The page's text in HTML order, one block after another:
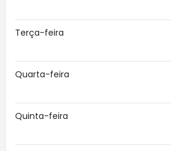
Terça-feira
Quarta-feira
Quinta-feira